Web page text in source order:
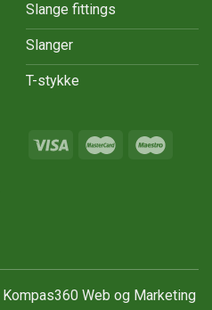
Slange fittings
Slanger
T-stykke
Kompas360 Web og Marketing